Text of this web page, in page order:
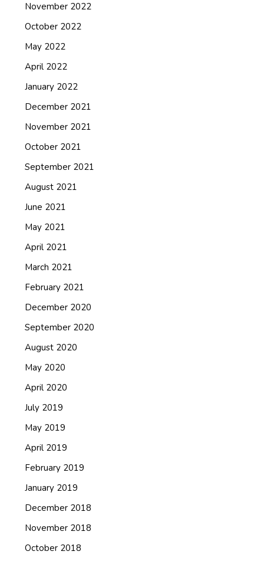
November 2022
October 2022
May 2022
April 2022
January 2022
December 2021
November 2021
October 2021
September 2021
August 2021
June 2021
May 2021
April 2021
March 2021
February 2021
December 2020
September 2020
August 2020
May 2020
April 2020
July 2019
May 2019
April 2019
February 2019
January 2019
December 2018
November 2018
October 2018